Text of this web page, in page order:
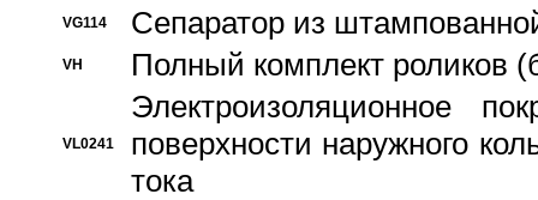
VG114 Сепаратор из
VH Полный комплект роликов
VL0241
Электроизоляционное
поверхности наружного
тока